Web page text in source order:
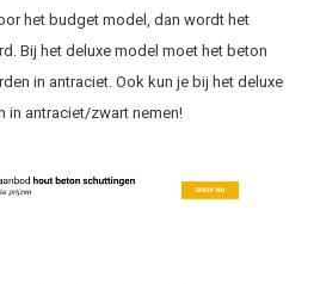
het budget model, dan wordt het
Bij het deluxe model moet het beton
in antraciet. Ook kun je bij het deluxe
in antraciet/zwart nemen!